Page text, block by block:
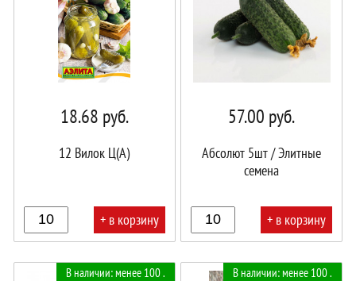
18.68 руб.
12 Вилок Ц(А)
+ в корзину
57.00 руб.
Абсолют 5шт / Элитные
семена
+ в корзину
В наличии: менее 100 . В наличии: менее 100 .